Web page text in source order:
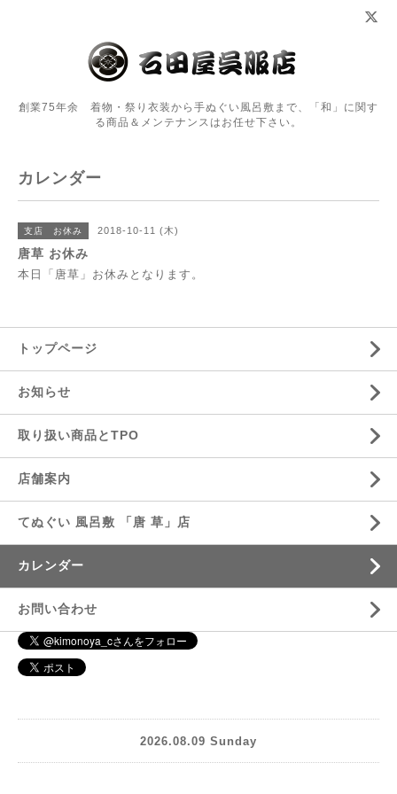
創業75年余 着物・祭り衣装から手ぬぐい風呂敷まで、「和」に関す
る商品＆メンテナンスはお任せ下さい。
カレンダー
支店 お休み 2018-10-11 (木)
唐草 お休み
本日「唐草」お休みとなります。
トップページ
お知らせ
取り扱い商品とTPO
店舗案内
てぬぐい 風呂敷 「唐 草」店
カレンダー
お問い合わせ
2026.08.09 Sunday